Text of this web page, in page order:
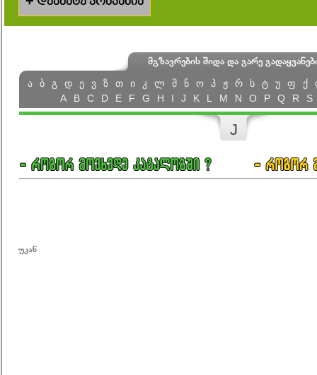
მგზავრების შიდა და გარე
ა
ბ გ დ ე ვ ზ თ ი კ ლ მ ნ ო პ ჟ რ ს ტ უ ფ ქ
A
B C D E F G H I J K L M N O P Q R S
J
უკან